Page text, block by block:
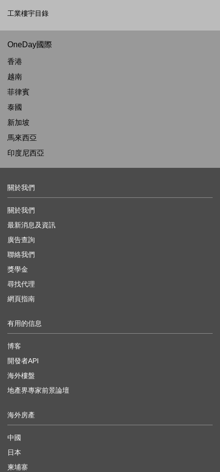
工業樓宇目錄
OneDay國際
香港
越南
菲律賓
泰國
新加坡
馬來西亞
印度尼西亞
關於我們
關於我們
最新消息及資訊
廣告查詢
聯絡我們
獎學金
尋找代理
網頁指南
有用的信息
博客
開發者API
海外樓盤
地產界專家前景論壇
海外房產
中國
日本
柬埔寨